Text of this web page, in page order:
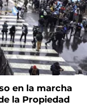
en la marcha
la Propiedad